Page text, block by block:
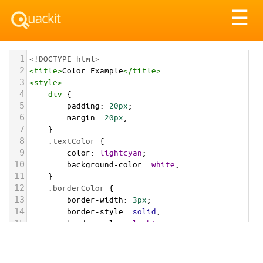
☰
1 <!DOCTYPE html>
2 <title>Color Example</title>
3 <style>
4 div {
5 padding: 20px;
6 margin: 20px;
7 }
8 .textColor {
9 color: lightcyan;
10 background-color: white;
11 }
12 .borderColor {
13 border-width: 3px;
14 border-style: solid;
15 border-color: lightcyan;